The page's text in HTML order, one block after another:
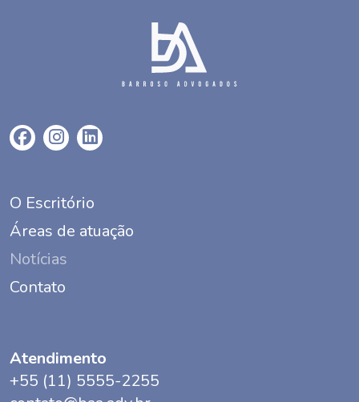
O Escritório
Áreas de atuação
Notícias
Contato
Atendimento
+55 (11) 5555-2255